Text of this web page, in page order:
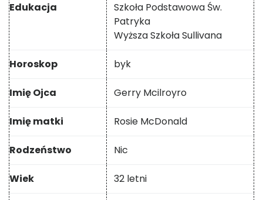
Edukacja
Szkoła Podstawowa Św.
Patryka
Wyższa Szkoła Sullivana
Horoskop byk
Imię Ojca Gerry Mcilroyro
Imię matki Rosie McDonald
Rodzeństwo Nic
Wiek 32 letni